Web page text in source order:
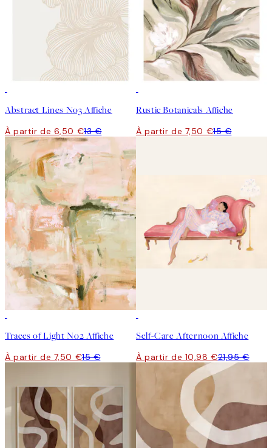
Abstract Lines No3 Affiche
À partir de 6,50 €13 €
Rustic Botanicals Affiche
À partir de 7,50 €15 €
Traces of Light No2 Affiche
À partir de 7,50 €15 €
Self-Care Afternoon Affiche
À partir de 10,98 €21,95 €